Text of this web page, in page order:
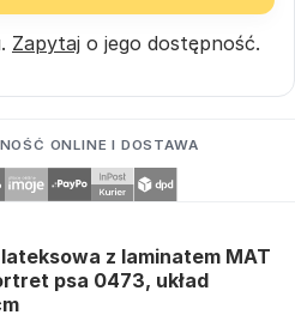
Zapytaj o jego dostępność.
ONLINE I DOSTAWA
z laminatem MAT
psa 0473, układ